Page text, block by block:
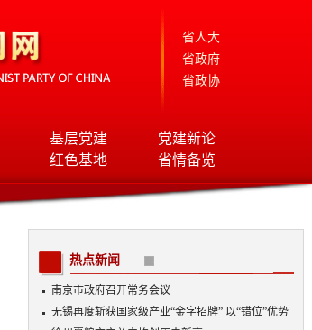
省人大
省政府
省政协
基层党建
党建新论
红色基地 省情备览
热点新闻
南京市政府召开常务会议
无锡再度斩获国家级产业“金字招牌” 以“错位”优势